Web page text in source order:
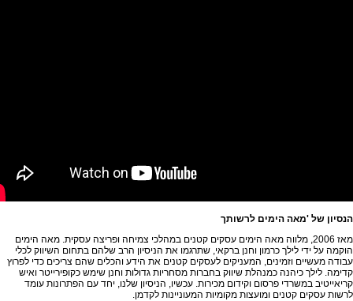
הנסיון של 'מאה הימים לרשותך
מאז 2006, מלווה מאה הימים עסקים קטנים במהלכי צמיחה ופריצה עסקית. מאה הימים
הוקמה על ידי לילך כרמון וחנן ברקאי, שתרגמו את הניסיון הרב שלהם בתחום השיווק לכלי
עבודה מעשיים וזמינים, המעניקים לעסקים קטנים את הידע והכלים שהם צריכים כדי לפרוץ
קדימה. לילך כיהנה כמנהלת שיווק בחברות מסחריות גדולות וחנן שימש כקופירייטר ואיש
קריאייטיב במשרדי פרסום וקידום מכירות. עכשיו, הניסיון שלנו, יחד עם הפתרונות עומד
לרשות עסקים קטנים ומועצות מקומיות המעוניינות לקדמן.